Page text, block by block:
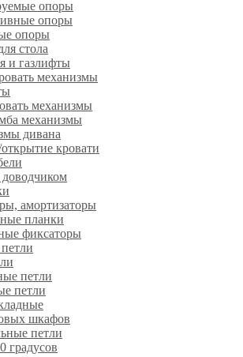
опоры
опоры
опоры
стола
и газлифты
механизмы
механизмы
механизмы
дивана
кровати
доводчиком
амортизаторы
планки
фиксаторы
петли
петли
шкафов
петли
градусов